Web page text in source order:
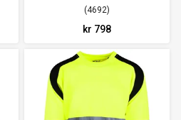
fluor.farge
4692
kr 798